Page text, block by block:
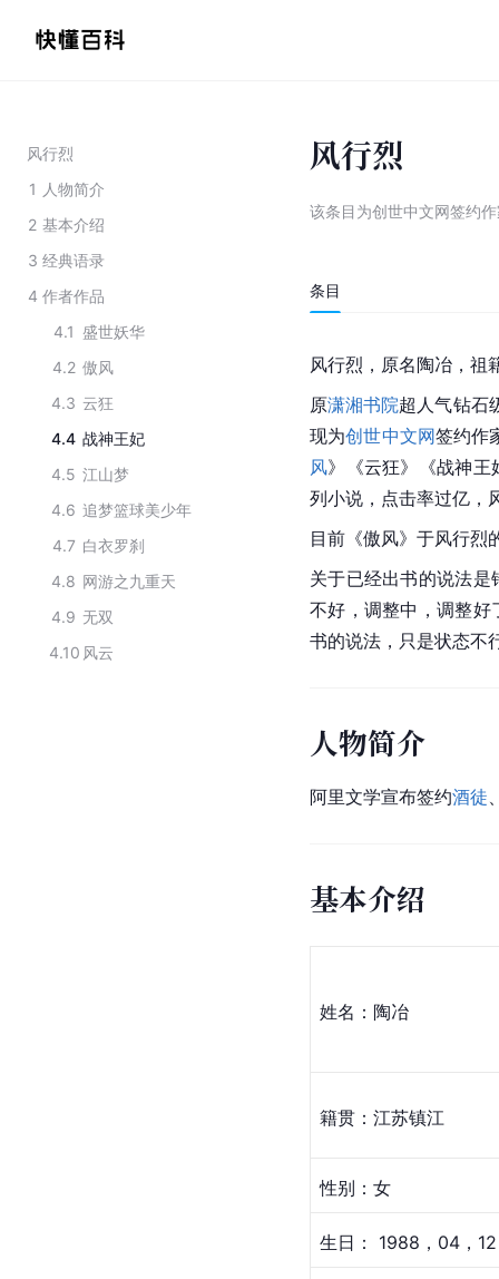
风行烈
1 人物简介
2 基本介绍
3 经典语录
4 作者作品
4.1 盛世妖华
4.2 傲风
4.3 云狂
4.4 战神王妃
4.5 江山梦
4.6 追梦篮球美少年
4.7 白衣罗刹
4.8 网游之九重天
4.9 无双
4.10 风云
风行烈
该条目为创世中文网签约
条目
风行烈，原名陶冶，祖
原潇湘书院超人气钻石
现为创世中文网签约作
风》《云狂》《战神王
列小说，点击率过亿，
目前《傲风》于风行烈
关于已经出书的说法
不好，调整中，调整好
书的说法，只是状态不
人物简介
阿里文学宣布签约酒徒
基本介绍
姓名：陶冶
籍贯：江苏镇江
性别：女
生日： 1988，04，12